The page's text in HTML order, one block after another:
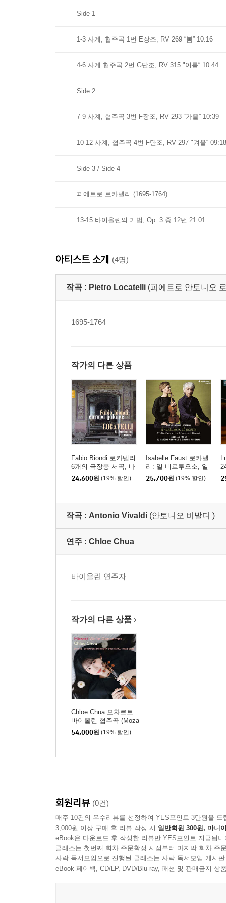
Side 1
1-3 사계, 협주곡 1번 E장조, RV 269 “봄” 10:16
4-6 사계 협주곡 2번 G단조, RV 315 "여름“ 10:44
Side 2
7-9 사계, 협주곡 3번 F장조, RV 293 “가을” 10:39
10-12 사계, 협주곡 4번 F단조, RV 297 "겨울“ 09:18
Side 3 / Side 4
피에트로 로카텔리 (1695-1764)
13-15 바이올린의 기법, Op. 3 중 12번 21:01
아티스트 소개 (4명)
작곡 : Pietro Locatelli (피에트로 안토니오
1695-1764
작가의 다른 상품
Fabio Biondi 로카텔리:
6개의 극장풍 서곡, 바
이올린 협주곡 A장조
(Locatelli: 6 Introduttio
violino e archi)
24,600원 (19% 할인)
Isabelle Faust 로카텔
리: 일 비르투오소, 일
포에타 (Locatelli:l Virtu
oso, Il Poeta)
25,700원 (19% 할인)
작곡 : Antonio Vivaldi (안토니오 비발디 )
연주 : Chloe Chua
바이올린 연주자
작가의 다른 상품
Chloe Chua 모차르트:
바이올린 협주곡 (Moza
rt: Violin Concertos)
54,000원 (19% 할인)
회원리뷰 (0건)
매주 10건의 우수리뷰를 선정하여 YES포인트 3만원을 드
3,000원 이상 구매 후 리뷰 작성 시 일반회원 300원, 마니
eBook은 다운로드 후 작성한 리뷰만 YES포인트 지급됩니
클래스는 첫번째 회차 주문확정 시점부터 마지막 회차 주
사락 독서모임으로 진행된 클래스는 사락 독서모임 게시
eBook 페이백, CD/LP, DVD/Blu-ray, 패션 및 판매금지 상